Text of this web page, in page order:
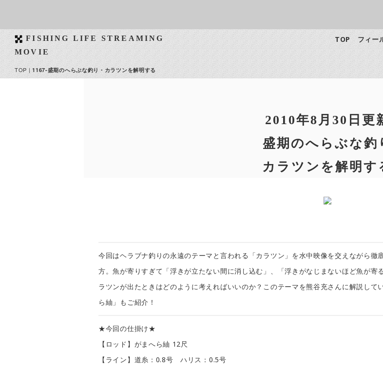
FISHING LIFE STREAMING
MOVIE
TOP フィー
TOP|1167-盛期のへらぶな釣り・カラツンを解明する
2010年8月30日更
盛期のへらぶな釣
カラツンを解明す
今回はヘラブナ釣りの永遠のテーマと言われる「カラツン」を水中映像を交えながら徹
方。魚が寄りすぎて「浮きが立たない間に消し込む」、「浮きがなじまないほど魚が寄
ラツンが出たときはどのように考えればいいのか？このテーマを熊谷充さんに解説し
ら紬」もご紹介！
★今回の仕掛け★
【ロッド】がまへら紬 12尺
【ライン】道糸：0.8号 ハリス：0.5号